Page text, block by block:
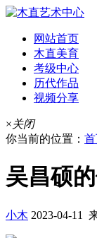
网站首页
木直美育
考级中心
历代作品
视频分享
×关闭
你当前的位置：
吴昌硕
小木 2023-04-11